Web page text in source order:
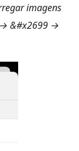
imagens
→ &#x2699 →